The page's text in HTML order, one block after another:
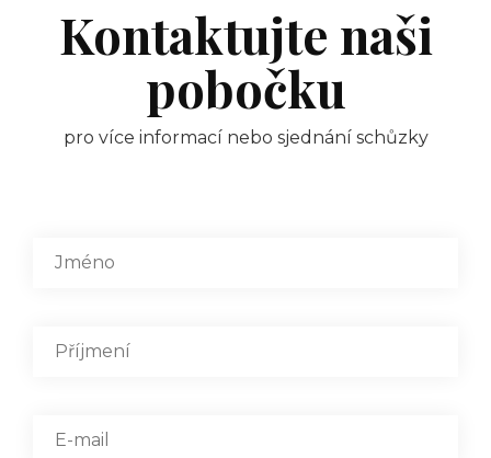
Kontaktujte naši
pobočku
pro více informací nebo sjednání schůzky